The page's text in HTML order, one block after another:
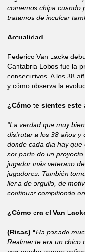
comemos chipa cuando
tratamos de inculcar
Actualidad
Federico Van Lacke
Cantabria Lobos fue la
consecutivos. A los 38
y cómo observa la
¿Cómo te sientes este
“La verdad que muy
disfrutar a los 38 años y
donde cada día hay que
ser parte de un
jugador más veterano
jugadores. También
llena de orgullo, de
continuar compitiendo
¿Cómo era el Van
(Risas) “Ha pasado
Realmente era un chico